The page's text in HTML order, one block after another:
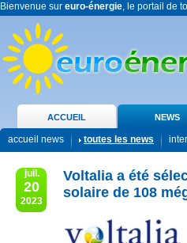
Bienvenue sur euro-énergie, le portail de
ACCUEIL NEWS
accueil news toutes les news
juil.
20
2023
Voltalia a été
solaire de 108